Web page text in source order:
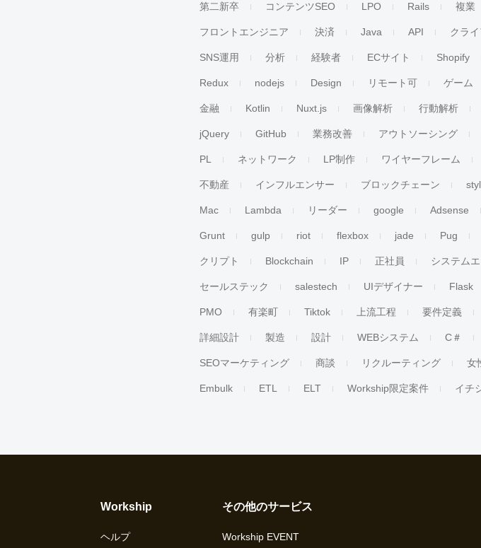
第二新卒 コンテンツSEO LPO Rails 複業
フロントエンジニア 決済 Java API クラ
SNS運用 分析 経験者 ECサイト Shopify
Redux nodejs Design リモート可 ゲーム
金融 Kotlin Nuxt.js 画像解析 行動解析
jQuery GitHub 業務改善 アウトソーシング
PL ネットワーク LP制作 ワイヤーフレーム
不動産 インフルエンサー ブロックチェーン
Mac Lambda リーダー google Adsense
Grunt gulp riot flexbox jade Pug
クリプト Blockchain IP 正社員 システム
セールステック salestech UIデザイナー Flask
PMO 有楽町 Tiktok 上流工程 要件定義
詳細設計 製造 設計 WEBシステム C＃
SEOマーケティング 商談 リクルーティング 女
Embulk ETL ELT Workship限定案件 イチ
Workship
ヘルプ
その他のサービス
Workship EVENT